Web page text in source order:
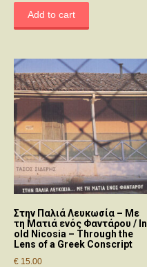
Add to cart
Στην Παλιά Λευκωσία – Με
τη Ματιά ενός Φαντάρου / In
old Nicosia – Through the
Lens of a Greek Conscript
€ 15.00